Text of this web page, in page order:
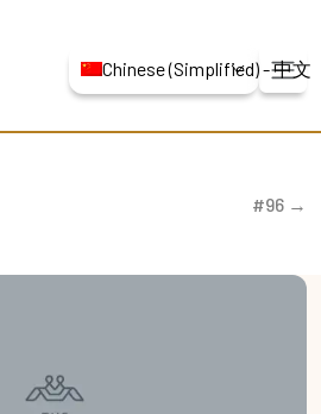
Chinese (Simplified) - 中文
#96 →